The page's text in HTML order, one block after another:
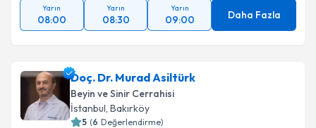
Yarın
08:00
Yarın
08:30
Yarın
09:00 Daha Fazla
Doç. Dr. Murad Asiltürk
Beyin ve Sinir Cerrahisi
İstanbul, Bakırköy
5 (6 Değerlendirme)